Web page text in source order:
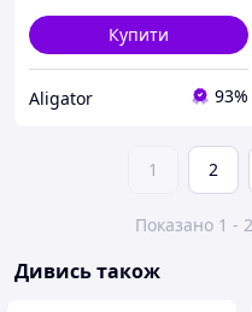
Купити
Aligator 93%
1 2
Показано 1 -
Дивись також